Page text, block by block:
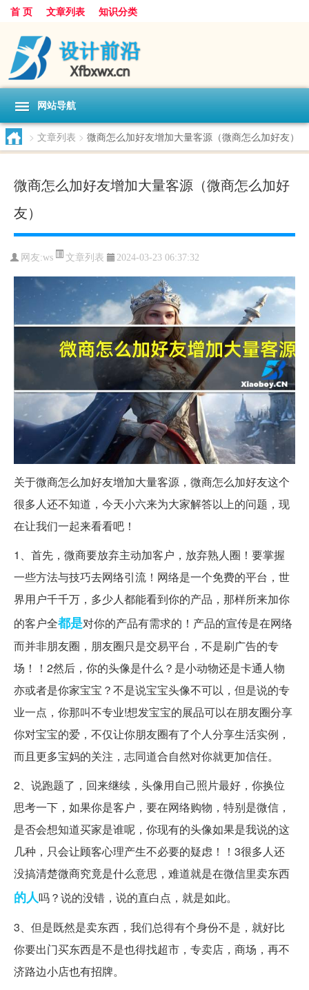
首 页 文章列表 知识分类
网站导航
> 文章列表 > 微商怎么加好友增加大量客源（微商怎么加好友）
微商怎么加好友增加大量客源（微商怎么加好
友）
网友:ws 文章列表 2024-03-23 06:37:32
关于微商怎么加好友增加大量客源，微商怎么加好友这个
很多人还不知道，今天小六来为大家解答以上的问题，现
在让我们一起来看看吧！
1、首先，微商要放弃主动加客户，放弃熟人圈！要掌握
一些方法与技巧去网络引流！网络是一个免费的平台，世
界用户千千万，多少人都能看到你的产品，那样所来加你
的客户全都是对你的产品有需求的！产品的宣传是在网络
而并非朋友圈，朋友圈只是交易平台，不是刷广告的专
场！！2然后，你的头像是什么？是小动物还是卡通人物
亦或者是你家宝宝？不是说宝宝头像不可以，但是说的专
业一点，你那叫不专业!想发宝宝的展品可以在朋友圈分享
你对宝宝的爱，不仅让你朋友圈有了个人分享生活实例，
而且更多宝妈的关注，志同道合自然对你就更加信任。
2、说跑题了，回来继续，头像用自己照片最好，你换位
思考一下，如果你是客户，要在网络购物，特别是微信，
是否会想知道买家是谁呢，你现有的头像如果是我说的这
几种，只会让顾客心理产生不必要的疑虑！！3很多人还
没搞清楚微商究竟是什么意思，难道就是在微信里卖东西
的人吗？说的没错，说的直白点，就是如此。
3、但是既然是卖东西，我们总得有个身份不是，就好比
你要出门买东西是不是也得找超市，专卖店，商场，再不
济路边小店也有招牌。